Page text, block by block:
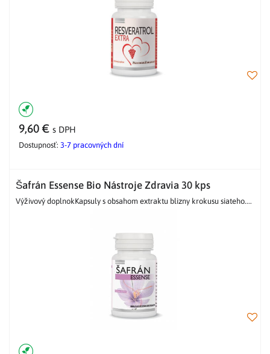
9,60 € s DPH
Dostupnosť: 3-7 pracovných dní
Šafrán Essense Bio Nástroje Zdravia 30 kps
Výživový doplnokKapsuly s obsahom extraktu blizny krokusu siateho....